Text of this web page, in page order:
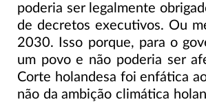
poderia ser legalmente
de decretos executivos. Ou
2030. Isso porque, para o
um povo e não poderia ser
Corte holandesa foi enfática
não da ambição climática